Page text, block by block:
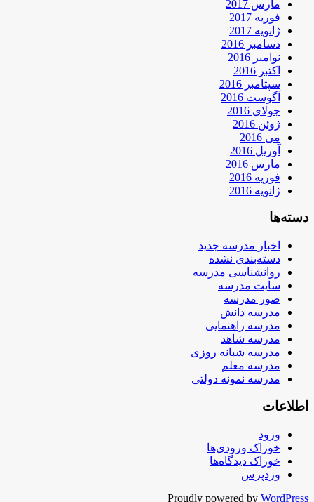
مارس 2017
فوریه 2017
ژانویه 2017
دسامبر 2016
نوامبر 2016
اکتبر 2016
سپتامبر 2016
آگوست 2016
جولای 2016
ژوئن 2016
می 2016
آوریل 2016
مارس 2016
فوریه 2016
ژانویه 2016
دسته‌ها
اخبار مدرسه جدید
دسته‌بندی نشده
روانشناسی مدرسه
سایت مدرسه
صور مدرسه
مدرسه دانش
مدرسه راهنمایی
مدرسه شاهد
مدرسه شبانه روزی
مدرسه معلم
مدرسه نمونه دولتی
اطلاعات
ورود
خوراک ورودی‌ها
خوراک دیدگاه‌ها
وردپرس
Proudly powered by WordPress